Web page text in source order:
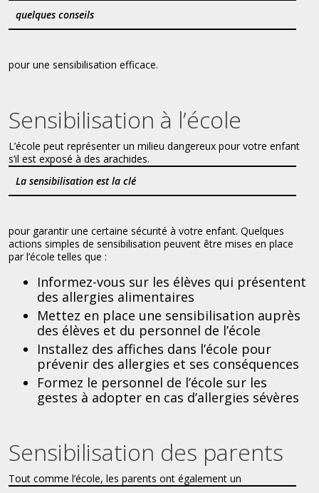
quelques conseils
pour une sensibilisation efficace.
Sensibilisation à l’école
L’école peut représenter un milieu dangereux pour votre enfant
s’il est exposé à des arachides.
La sensibilisation est la clé
pour garantir une certaine sécurité à votre enfant. Quelques
actions simples de sensibilisation peuvent être mises en place
par l’école telles que :
Informez-vous sur les élèves qui présentent
des allergies alimentaires
Mettez en place une sensibilisation auprès
des élèves et du personnel de l’école
Installez des affiches dans l’école pour
prévenir des allergies et ses conséquences
Formez le personnel de l’école sur les
gestes à adopter en cas d’allergies sévères
Sensibilisation des parents
Tout comme l’école, les parents ont également un